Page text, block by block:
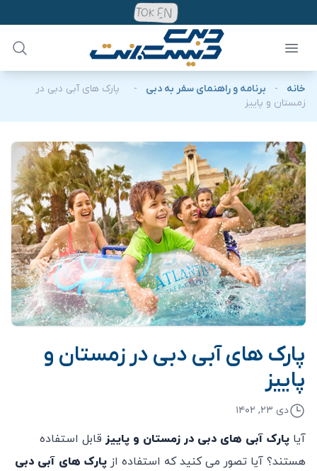
خانه - برنامه و راهنمای سفر به دبی -
پارک های آبی دبی در
زمستان و پاییز
پارک های آبی دبی در زمستان و
پاییز
دی ۲۳, ۱۴۰۲
آیا پارک آبی های دبی در زمستان و پاییز قابل استفاده
هستند؟ آیا تصور می کنید که استفاده از پارک های آبی دبی